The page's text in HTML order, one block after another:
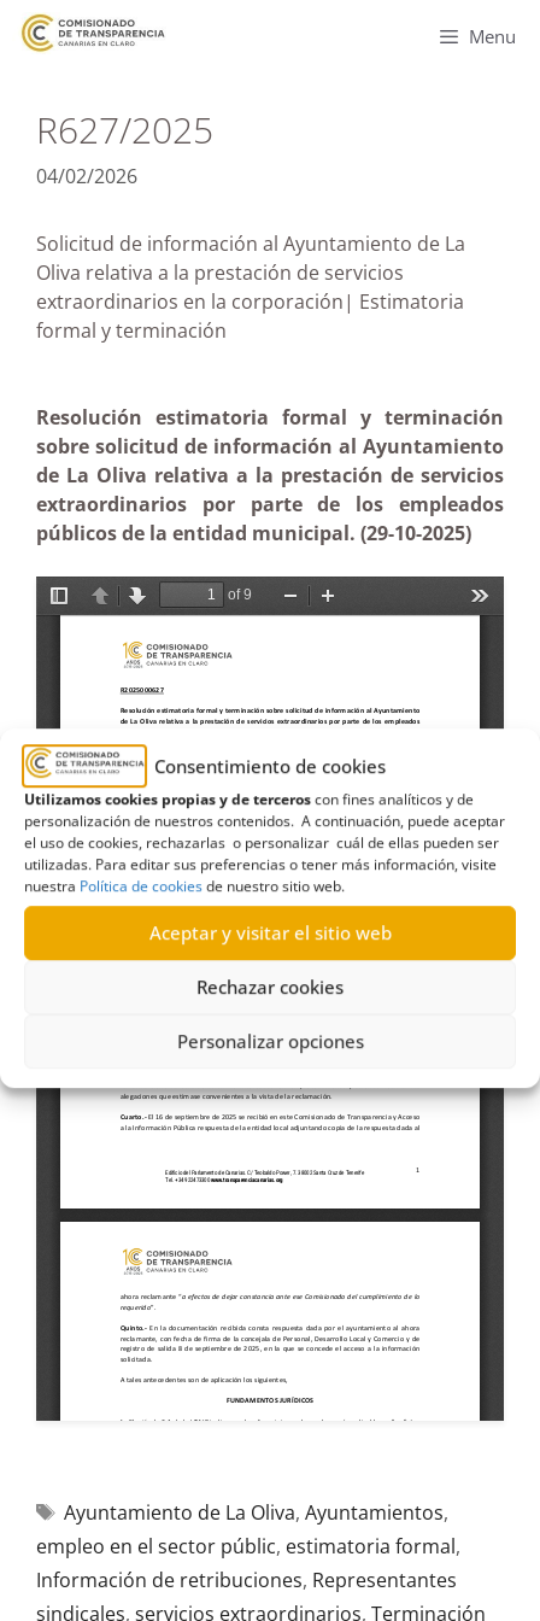
Consentimiento de cookies
Utilizamos cookies propias y de terceroscon fines analíticos y de
personalización de nuestros contenidos. A continuación, puede aceptar
el uso de cookies, rechazarlas o personalizar cuál de ellas pueden ser
utilizadas. Para editar sus preferencias o tener más información, visite
nuestra Política de cookiesde nuestro sitio web.
Aceptar y visitar el sitio web
Rechazar cookies
Personalizar opciones
Menu
R627/2025
04/02/2026
Solicitud de información al Ayuntamiento de La
Oliva relativa a la prestación de servicios
extraordinarios en la corporación| Estimatoria
formal y terminación
Resolución estimatoria formal y terminación
sobre solicitud de información al Ayuntamiento
de La Oliva relativa a la prestación de servicios
extraordinarios por parte de los empleados
públicos de la entidad municipal. (29-10-2025)
Ayuntamiento de La Oliva, Ayuntamientos,
empleo en el sector públic, estimatoria formal,
Información de retribuciones, Representantes
sindicales, servicios extraordinarios, Terminación